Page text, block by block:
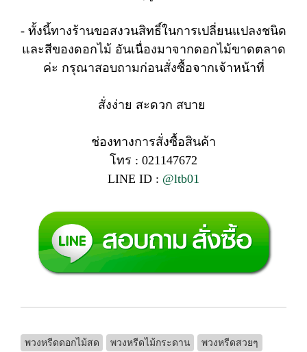
- ทั้งนี้ทางร้านขอสงวนสิทธิ์ในการเปลี่ยนแปลงชนิด
และสีของดอกไม้ อันเนื่องมาจากดอกไม้ขาดตลาด
ค่ะ กรุณาสอบถามก่อนสั่งซื้อจากเจ้าหน้าที่
สั่งง่าย สะดวก สบาย
ช่องทางการสั่งซื้อสินค้า
โทร : 021147672
LINE ID : @ltb01
พวงหรีดดอกไม้สด พวงหรีดไม้กระดาน พวงหรีดสวยๆ